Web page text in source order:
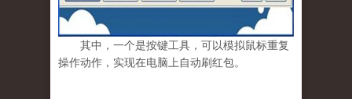
其中，一个是按键工具，可以模拟鼠标重复
操作动作，实现在电脑上自动刷红包。